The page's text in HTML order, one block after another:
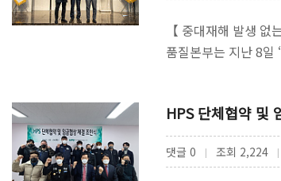
【 중대재해 발생
품질본부는 지난 8일
HPS 단체협약 및
댓글 0 | 조회 2,224 |